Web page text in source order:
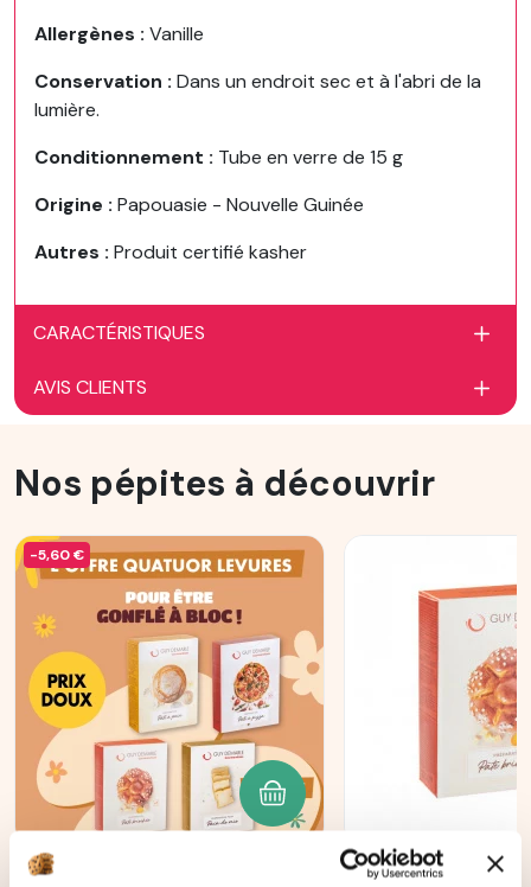
Allergènes : Vanille
Conservation : Dans un endroit sec et à l'abri de la
lumière.
Conditionnement : Tube en verre de 15 g
Origine : Papouasie - Nouvelle Guinée
Autres : Produit certifié kasher
CARACTÉRISTIQUES
AVIS CLIENTS
Nos pépites à découvrir
-5,60 €
Offre Quatuor Levures
AJOUTER AU PANIER
Préparation